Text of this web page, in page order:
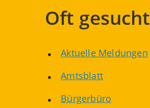
Oft gesucht
Aktuelle Meldungen
Amtsblatt
Bürgerbüro